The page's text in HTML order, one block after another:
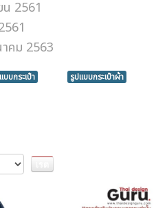
2561
คม 2563
บบกระเป๋า
รูปแบบกระเป๋าผ้า